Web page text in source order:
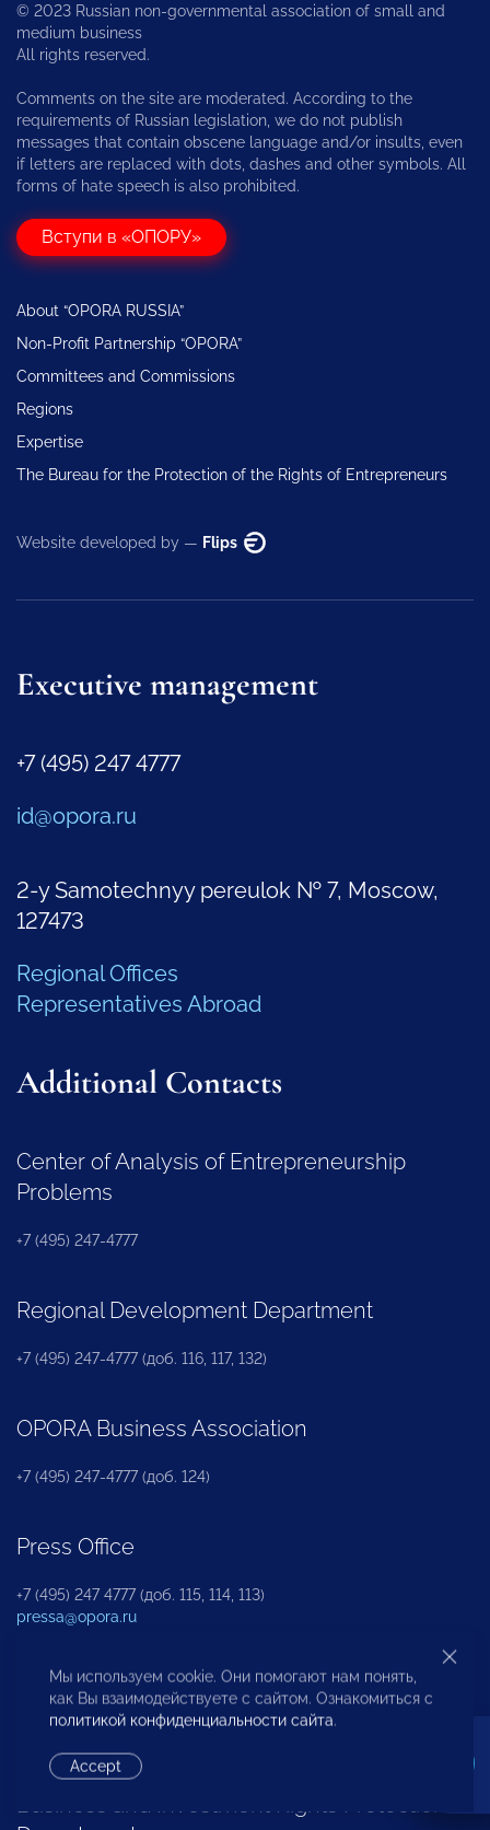
© 2023 Russian non-governmental association of small and
medium business
All rights reserved.
Comments on the site are moderated. According to the
requirements of Russian legislation, we do not publish
messages that contain obscene language and/or insults, even
if letters are replaced with dots, dashes and other symbols. All
forms of hate speech is also prohibited.
Вступи в «ОПОРУ»
About “OPORA RUSSIA”
Non-Profit Partnership “OPORA”
Committees and Commissions
Regions
Expertise
The Bureau for the Protection of the Rights of Entrepreneurs
Website developed by — Flips
Executive management
+7 (495) 247 4777
id@opora.ru
2-y Samotechnyy pereulok № 7, Moscow,
127473
Regional Offices
Representatives Abroad
Additional Contacts
Center of Analysis of Entrepreneurship
Problems
+7 (495) 247-4777
Regional Development Department
+7 (495) 247-4777 (доб. 116, 117, 132)
OPORA Business Association
+7 (495) 247-4777 (доб. 124)
Press Office
+7 (495) 247 4777 (доб. 115, 114, 113)
pressa@opora.ru
International Department
+7 (495) 247-4777 (доб. 126)
Мы используем cookie. Они помогают нам понять,
как Вы взаимодействуете с сайтом. Ознакомиться с
политикой конфиденциальности сайта.
Accept